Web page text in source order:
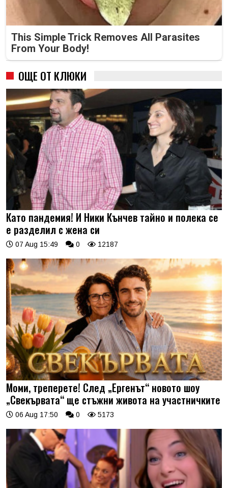
This Simple Trick Removes All Parasites
From Your Body!
ОЩЕ ОТ КЛЮКИ
Като пандемия! И Ники Кънчев тайно и полека се
е разделил с жена си
07 Aug 15:49 0 12187
Моми, треперете! След „Ергенът“ новото шоу
„Свекървата“ ще стъжни живота на участничките
06 Aug 17:50 0 5173